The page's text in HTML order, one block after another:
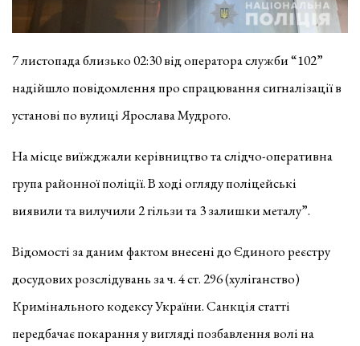
7 листопада близько 02:30 від оператора служби “102”
надійшло повідомлення про спрацювання сигналізації в
установі по вулиці Ярослава Мудрого.
На місце виїжджали керівництво та слідчо-оперативна
група районної поліції. В ході огляду поліцейські
виявили та вилучили 2 гільзи та 3 залишки металу”.
Відомості за даним фактом внесені до Єдиного реєстру
досудових розслідувань за ч. 4 ст. 296 (хуліганство)
Кримінального кодексу України. Санкція статті
передбачає покарання у вигляді позбавлення волі на